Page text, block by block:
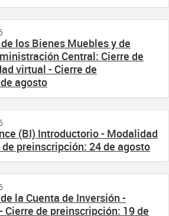
los Bienes Muebles y de
Central: Cierre de
virtual - Cierre de
agosto
(BI) Introductorio - Modalidad
preinscripción: 24 de agosto
la Cuenta de Inversión -
de preinscripción: 19 de